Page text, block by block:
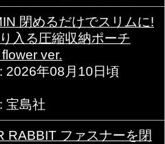
閉めるだけでスリムに!
入る圧縮収納ポーチ
ver.
2026年08月10日頃
宝島社
RABBIT ファスナーを閉